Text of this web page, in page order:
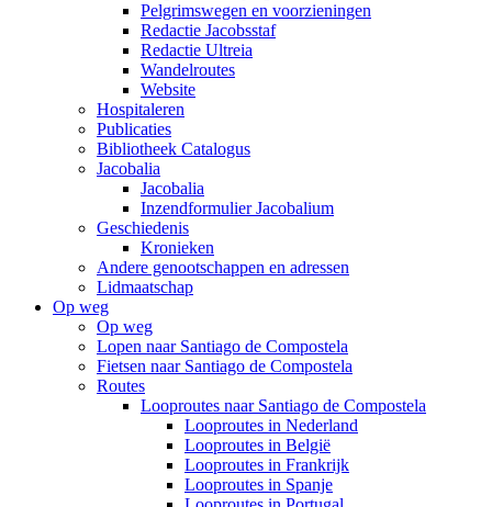
Pelgrimswegen en voorzieningen
Redactie Jacobsstaf
Redactie Ultreia
Wandelroutes
Website
Hospitaleren
Publicaties
Bibliotheek Catalogus
Jacobalia
Jacobalia
Inzendformulier Jacobalium
Geschiedenis
Kronieken
Andere genootschappen en adressen
Lidmaatschap
Op weg
Op weg
Lopen naar Santiago de Compostela
Fietsen naar Santiago de Compostela
Routes
Looproutes naar Santiago de Compostela
Looproutes in Nederland
Looproutes in België
Looproutes in Frankrijk
Looproutes in Spanje